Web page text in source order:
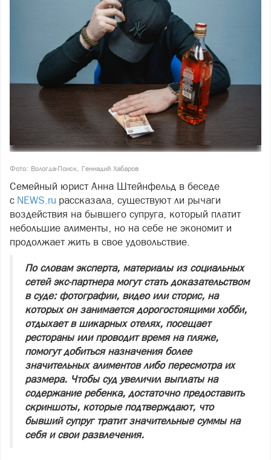
Фото: Вологда-Поиск, Геннадий Хабаров
Семейный юрист Анна Штейнфельд в беседе
с NEWS.ru рассказала, существуют ли рычаги
воздействия на бывшего супруга, который платит
небольшие алименты, но на себе не экономит и
продолжает жить в свое удовольствие.
По словам эксперта, материалы из социальных
сетей экс‑партнера могут стать доказательством
в суде: фотографии, видео или сторис, на
которых он занимается дорогостоящими хобби,
отдыхает в шикарных отелях, посещает
рестораны или проводит время на пляже,
помогут добиться назначения более
значительных алиментов либо пересмотра их
размера. Чтобы суд увеличил выплаты на
содержание ребенка, достаточно предоставить
скриншоты, которые подтверждают, что
бывший супруг тратит значительные суммы на
себя и свои развлечения.